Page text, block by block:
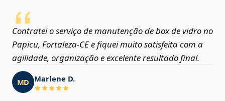
Contratei o serviço de manutenção de box de vidro no
Papicu, Fortaleza‑CE e fiquei muito satisfeita com a
agilidade, organização e excelente resultado final.
MD Marlene D.